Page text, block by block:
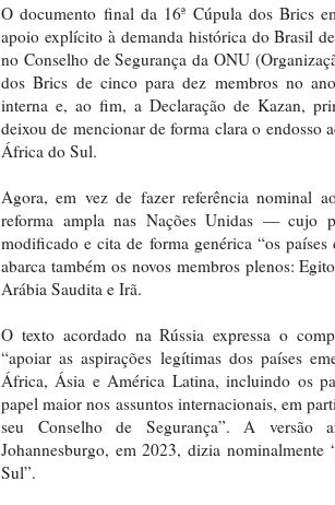
O documento final da 16ª Cúpula dos Brics
apoio explícito à demanda histórica do Brasil
no Conselho de Segurança da ONU
dos Brics de cinco para dez membros no
interna e, ao fim, a Declaração de Kazan,
deixou de mencionar de forma clara o endosso
África do Sul.
Agora, em vez de fazer referência nominal
reforma ampla nas Nações Unidas —
modificado e cita de forma genérica “os
abarca também os novos membros plenos:
Arábia Saudita e Irã.
O texto acordado na Rússia expressa o
“apoiar as aspirações legítimas dos países
África, Ásia e América Latina, incluindo os
papel maior nos assuntos internacionais, em
seu Conselho de Segurança”. A versão
Johannesburgo, em 2023, dizia
Sul”.